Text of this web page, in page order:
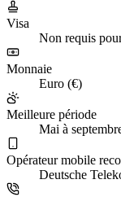
Visa
Non requis
Monnaie
Euro (€)
Meilleure période
Mai à
Opérateur mobile
Deutsche